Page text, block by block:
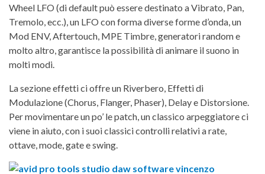
Wheel LFO (di default può essere destinato a Vibrato, Pan,
Tremolo, ecc.), un LFO con forma diverse forme d’onda, un
Mod ENV, Aftertouch, MPE Timbre, generatori random e
molto altro, garantisce la possibilità di animare il suono in
molti modi.
La sezione effetti ci offre un Riverbero, Effetti di
Modulazione (Chorus, Flanger, Phaser), Delay e Distorsione.
Per movimentare un po’ le patch, un classico arpeggiatore ci
viene in aiuto, con i suoi classici controlli relativi a rate,
ottave, mode, gate e swing.